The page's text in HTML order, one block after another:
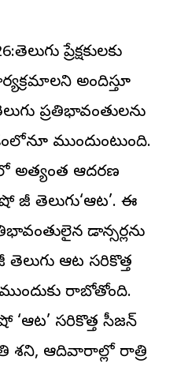
ప్రేక్షకులకు
అందిస్తూ
ప్రతిభావంతులను
ముందుంటుంది.
అత్యంత ఆదరణ
తెలుగు‘ఆట’. ఈ
డాన్సర్లను
ఆట సరికొత్త
రాబోతోంది.
‘ఆట’ సరికొత్త సీజన్
శని, ఆదివారాల్లో రాత్రి